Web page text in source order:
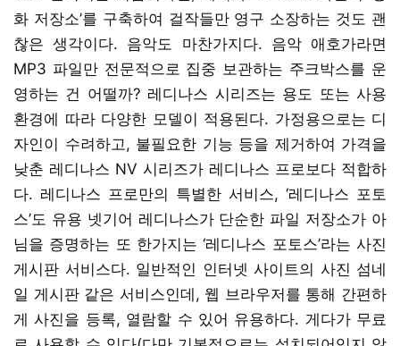
화 저장소’를 구축하여 걸작들만 영구 소장하는 것도 괜
찮은 생각이다. 음악도 마찬가지다. 음악 애호가라면
MP3 파일만 전문적으로 집중 보관하는 주크박스를 운
영하는 건 어떨까? 레디나스 시리즈는 용도 또는 사용
환경에 따라 다양한 모델이 적용된다. 가정용으로는 디
자인이 수려하고, 불필요한 기능 등을 제거하여 가격을
낮춘 레디나스 NV 시리즈가 레디나스 프로보다 적합하
다. 레디나스 프로만의 특별한 서비스, ‘레디나스 포토
스’도 유용 넷기어 레디나스가 단순한 파일 저장소가 아
님을 증명하는 또 한가지는 ‘레디나스 포토스’라는 사진
게시판 서비스다. 일반적인 인터넷 사이트의 사진 섬네
일 게시판 같은 서비스인데, 웹 브라우저를 통해 간편하
게 사진을 등록, 열람할 수 있어 유용하다. 게다가 무료